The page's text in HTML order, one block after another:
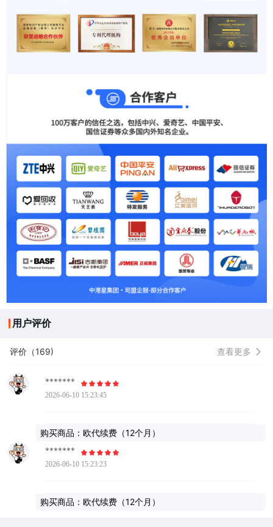
用户评价
评价（169) 查看更多
*******
2026-06-10 15:23:45
购买商品：欧代续费（12个月）
*******
2026-06-10 15:23:23
购买商品：欧代续费（12个月）